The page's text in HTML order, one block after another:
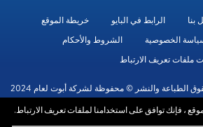
بنا الرابط في البايو
خريطة الموقع
الخصوصية
الشروط والأحكام
ملفات تعريف الارتباط
الطباعة والنشر © محفوظة لشركة أبوت لعام 2024
، فإنك توافق على استخدامنا لملفات تعريف الارتباط.